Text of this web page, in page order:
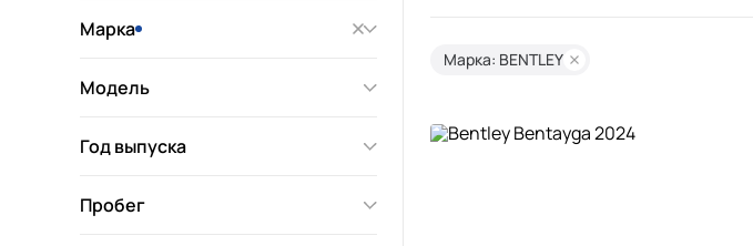
Марка
Модель
Год выпуска
Пробег
Марка: BENTLEY